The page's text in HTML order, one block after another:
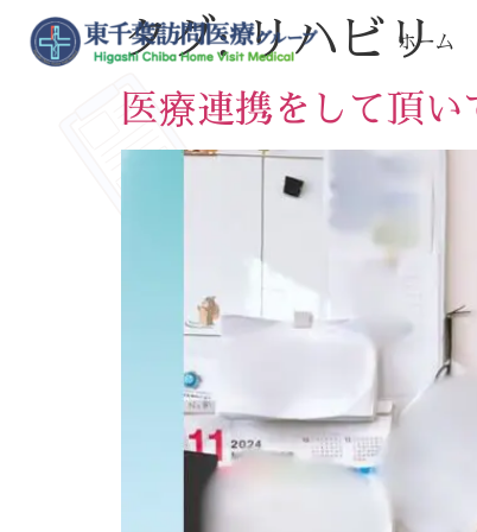
ホーム
タグ:リハビリ
医療連携をして頂い